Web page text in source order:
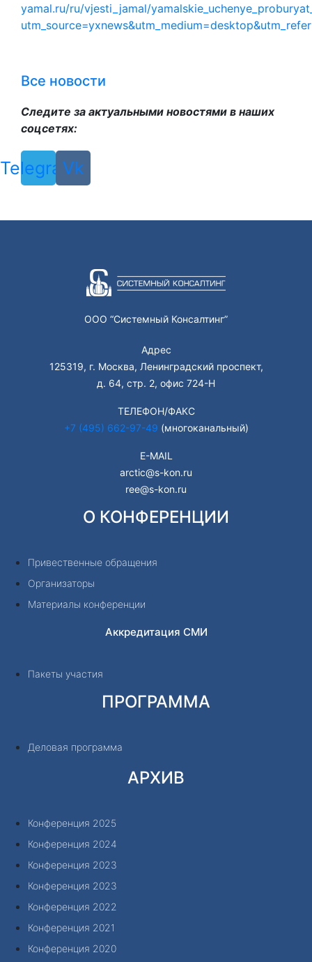
yamal.ru/ru/vjesti_jamal/
Все новости
Следите за актуальными новостями в наших
соцсетях:
Telegram
Vk
ООО “Системный Консалтинг”
Адрес
125319, г. Москва, Ленинградский проспект,
д. 64, стр. 2, офис 724-Н
ТЕЛЕФОН/ФАКС
+7 (495) 662-97-49 (многоканальный)
E-MAIL
arctic@s-kon.ru
ree@s-kon.ru
О КОНФЕРЕНЦИИ
Привественные обращения
Организаторы
Материалы конференции
Аккредитация СМИ
Пакеты участия
ПРОГРАММА
Деловая программа
АРХИВ
Конференция 2025
Конференция 2024
Конференция 2023
Конференция 2023
Конференция 2022
Конференция 2021
Конференция 2020